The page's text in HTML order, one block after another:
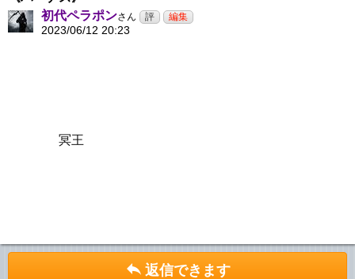
初代ペラポンさん
2023/06/12 20:23
冥王
返信できます